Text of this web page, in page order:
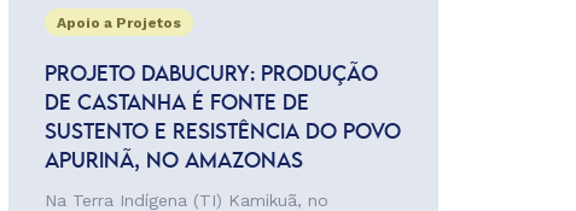
Apoio a Projetos
PROJETO DABUCURY: PRODUÇÃO
DE CASTANHA É FONTE DE
SUSTENTO E RESISTÊNCIA DO POVO
APURINÃ, NO AMAZONAS
Na Terra Indígena (TI) Kamikuã, no